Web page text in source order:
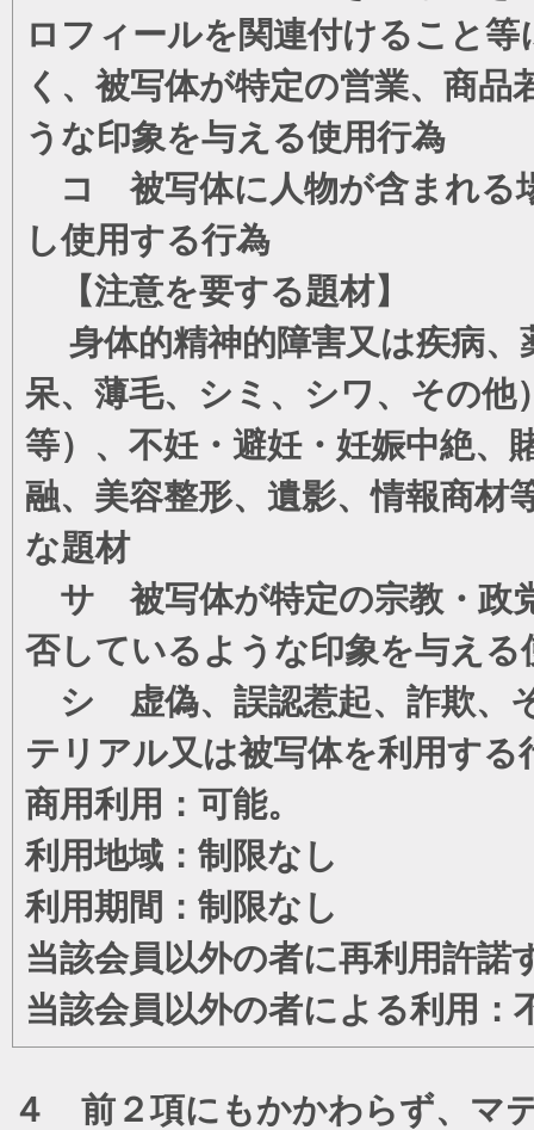
ロフィールを関連付けること
く、被写体が特定の営業、商
うな印象を与える使用行為
コ 被写体に人物が含まれる
し使用する行為
【注意を要する題材】
身体的精神的障害又は疾病、
呆、薄毛、シミ、シワ、その他
等）、不妊・避妊・妊娠中絶、
融、美容整形、遺影、情報商材
な題材
サ 被写体が特定の宗教・政
否しているような印象を与える
シ 虚偽、誤認惹起、詐欺、
テリアル又は被写体を利用する
商用利用：可能。
利用地域：制限なし
利用期間：制限なし
当該会員以外の者に再利用許諾
当該会員以外の者による利用：
４ 前２項にもかかわらず、マ